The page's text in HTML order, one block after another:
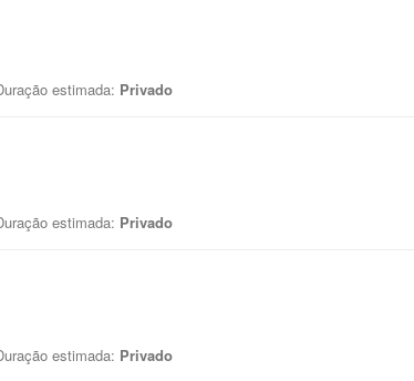
estimada: Privado
estimada: Privado
estimada: Privado